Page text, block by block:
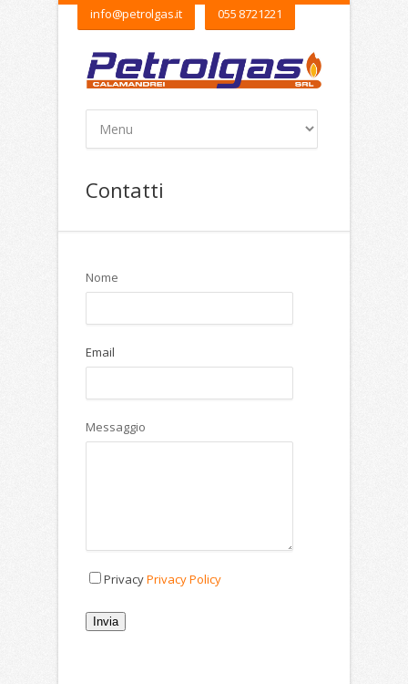
info@petrolgas.it 055 8721221
Contatti
Nome
Email
Messaggio
PrivacyPrivacy Policy
Invia